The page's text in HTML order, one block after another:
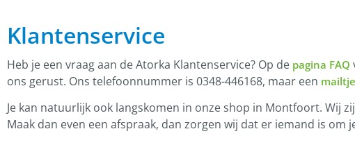
Klantenservice
Heb je een vraag aan de Atorka Klantenservice? Op de pagina FAQ
ons gerust. Ons telefoonnummer is 0348-446168, maar een mailtje
Je kan natuurlijk ook langskomen in onze shop in Montfoort. Wij
Maak dan even een afspraak, dan zorgen wij dat er iemand is om